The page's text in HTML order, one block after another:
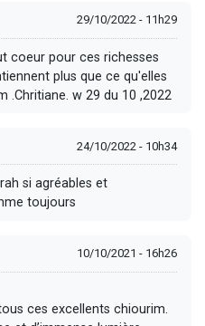
29/10/2022 - 11h29
coeur pour ces richesses
plus que ce qu'elles
.Chritiane. w 29 du 10 ,2022
24/10/2022 - 10h34
si agréables et
toujours
10/10/2021 - 16h26
ces excellents chiourim.